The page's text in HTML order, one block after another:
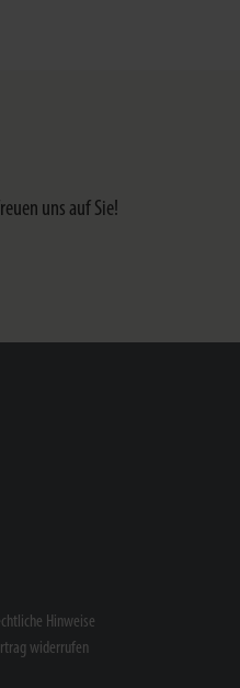
uns auf Sie!
Hinweise
widerrufen